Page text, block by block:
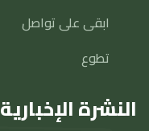
ابقى على تواصل
تطوع
النشرة الإخبارية